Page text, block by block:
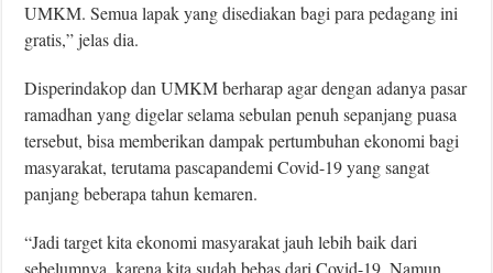
UMKM. Semua lapak yang disediakan bagi para pedagang ini
gratis,” jelas dia.
Disperindakop dan UMKM berharap agar dengan adanya pasar
ramadhan yang digelar selama sebulan penuh sepanjang puasa
tersebut, bisa memberikan dampak pertumbuhan ekonomi bagi
masyarakat, terutama pascapandemi Covid-19 yang sangat
panjang beberapa tahun kemaren.
“Jadi target kita ekonomi masyarakat jauh lebih baik dari